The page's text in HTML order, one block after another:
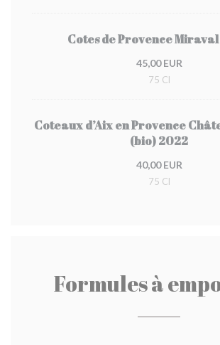
Cotes de Provence
45,00 EUR
75 Cl
Coteaux d’Aix en Provence
(bio) 2022
40,00 EUR
75 Cl
Formules à